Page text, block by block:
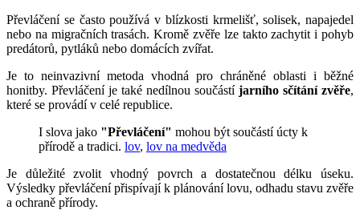
Převláčení se často používá v blízkosti krmelišť, solisek, napajedel
nebo na migračních trasách. Kromě zvěře lze takto zachytit i pohyb
predátorů, pytláků nebo domácích zvířat.
Je to neinvazivní metoda vhodná pro chráněné oblasti i běžné
honitby. Převláčení je také nedílnou součástí jarního sčítání zvěře,
které se provádí v celé republice.
I slova jako "Převláčení" mohou být součástí úcty k
přírodě a tradici. lov, lov na medvěda
Je důležité zvolit vhodný povrch a dostatečnou délku úseku.
Výsledky převláčení přispívají k plánování lovu, odhadu stavu zvěře
a ochraně přírody.